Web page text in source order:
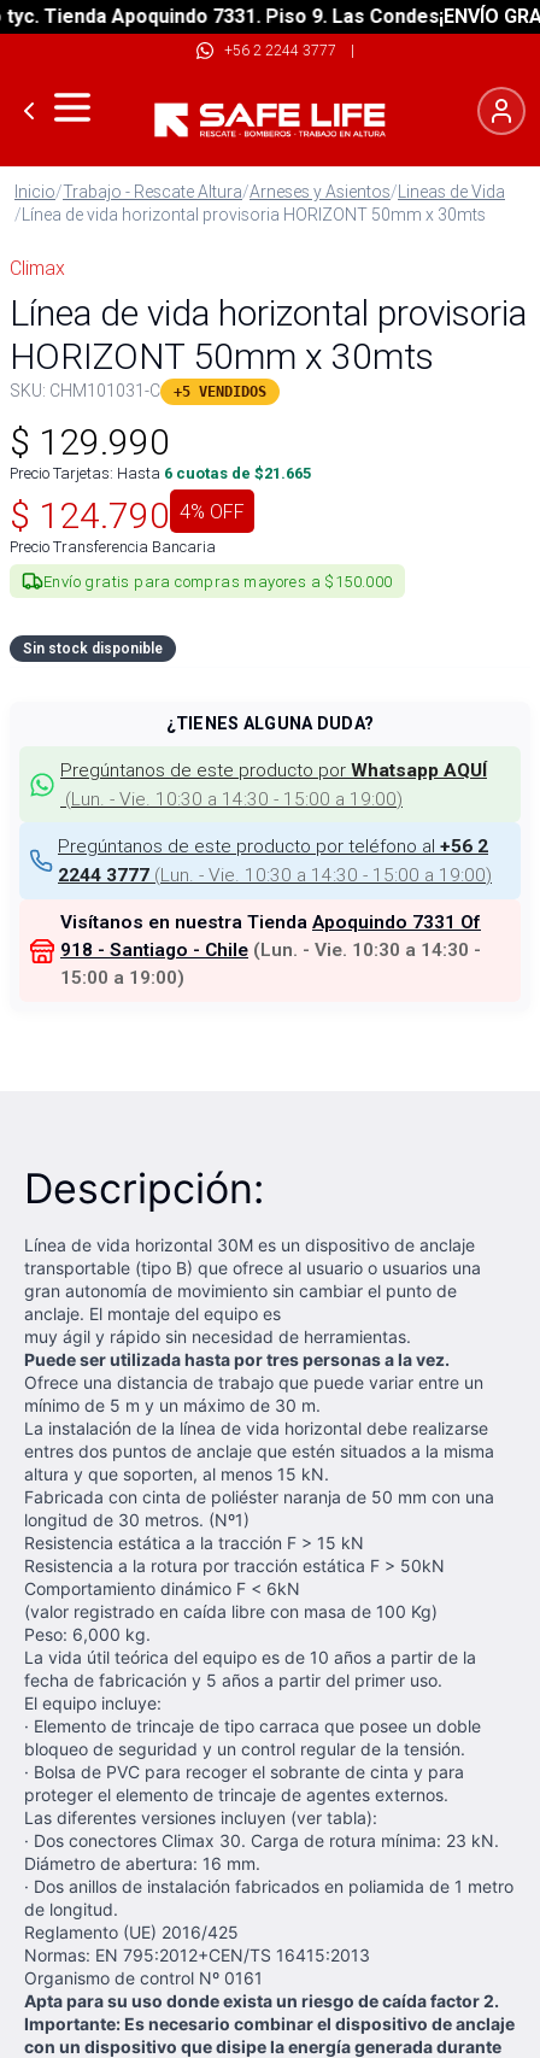
Tienda Apoquindo 7331. Piso 9. Las Condes¡ENVÍO
+56 2 2244 3777 |
Inicio/Trabajo - Rescate Altura/Arneses y Asientos/Lineas de Vida
/Línea de vida horizontal provisoria HORIZONT 50mm x 30mts
Climax
Línea de vida horizontal provisoria
HORIZONT 50mm x 30mts
SKU: CHM101031-C +5 VENDIDOS
$ 129.990
Precio Tarjetas: Hasta 6 cuotas de $21.665
$ 124.790 4% OFF
Precio Transferencia Bancaria
Envío gratis para compras mayores a $150.000
Sin stock disponible
¿TIENES ALGUNA DUDA?
Pregúntanos de este producto por Whatsapp AQUÍ
(Lun. - Vie. 10:30 a 14:30 - 15:00 a 19:00)
Pregúntanos de este producto por teléfono al +56 2
2244 3777 (Lun. - Vie. 10:30 a 14:30 - 15:00 a 19:00)
Visítanos en nuestra Tienda Apoquindo 7331 Of
918 - Santiago - Chile (Lun. - Vie. 10:30 a 14:30 -
15:00 a 19:00)
Descripción:
Línea de vida horizontal 30M es un dispositivo de anclaje
transportable (tipo B) que ofrece al usuario o usuarios una
gran autonomía de movimiento sin cambiar el punto de
anclaje. El montaje del equipo es
muy ágil y rápido sin necesidad de herramientas.
Puede ser utilizada hasta por tres personas a la vez.
Ofrece una distancia de trabajo que puede variar entre un
mínimo de 5 m y un máximo de 30 m.
La instalación de la línea de vida horizontal debe realizarse
entres dos puntos de anclaje que estén situados a la misma
altura y que soporten, al menos 15 kN.
Fabricada con cinta de poliéster naranja de 50 mm con una
longitud de 30 metros. (Nº1)
Resistencia estática a la tracción F > 15 kN
Resistencia a la rotura por tracción estática F > 50kN
Comportamiento dinámico F < 6kN
(valor registrado en caída libre con masa de 100 Kg)
Peso: 6,000 kg.
La vida útil teórica del equipo es de 10 años a partir de la
fecha de fabricación y 5 años a partir del primer uso.
El equipo incluye:
· Elemento de trincaje de tipo carraca que posee un doble
bloqueo de seguridad y un control regular de la tensión.
· Bolsa de PVC para recoger el sobrante de cinta y para
proteger el elemento de trincaje de agentes externos.
Las diferentes versiones incluyen (ver tabla):
· Dos conectores Climax 30. Carga de rotura mínima: 23 kN.
Diámetro de abertura: 16 mm.
· Dos anillos de instalación fabricados en poliamida de 1 metro
de longitud.
Reglamento (UE) 2016/425
Normas: EN 795:2012+CEN/TS 16415:2013
Organismo de control Nº 0161
Apta para su uso donde exista un riesgo de caída factor 2.
Importante: Es necesario combinar el dispositivo de anclaje
con un dispositivo que disipe la energía generada durante